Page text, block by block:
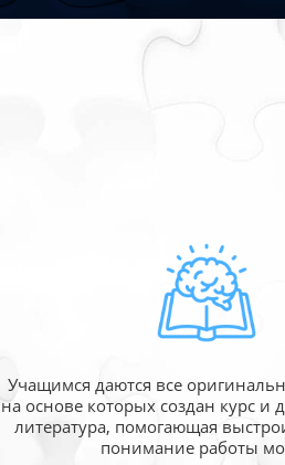
Учащимся даются все
на основе которых создан курс и
литература, помогающая
понимание работы